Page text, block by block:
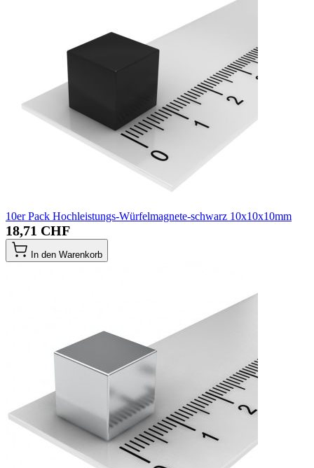
10er Pack Hochleistungs-Würfelmagnete-schwarz 10x10x10mm
18,71 CHF
In den Warenkorb